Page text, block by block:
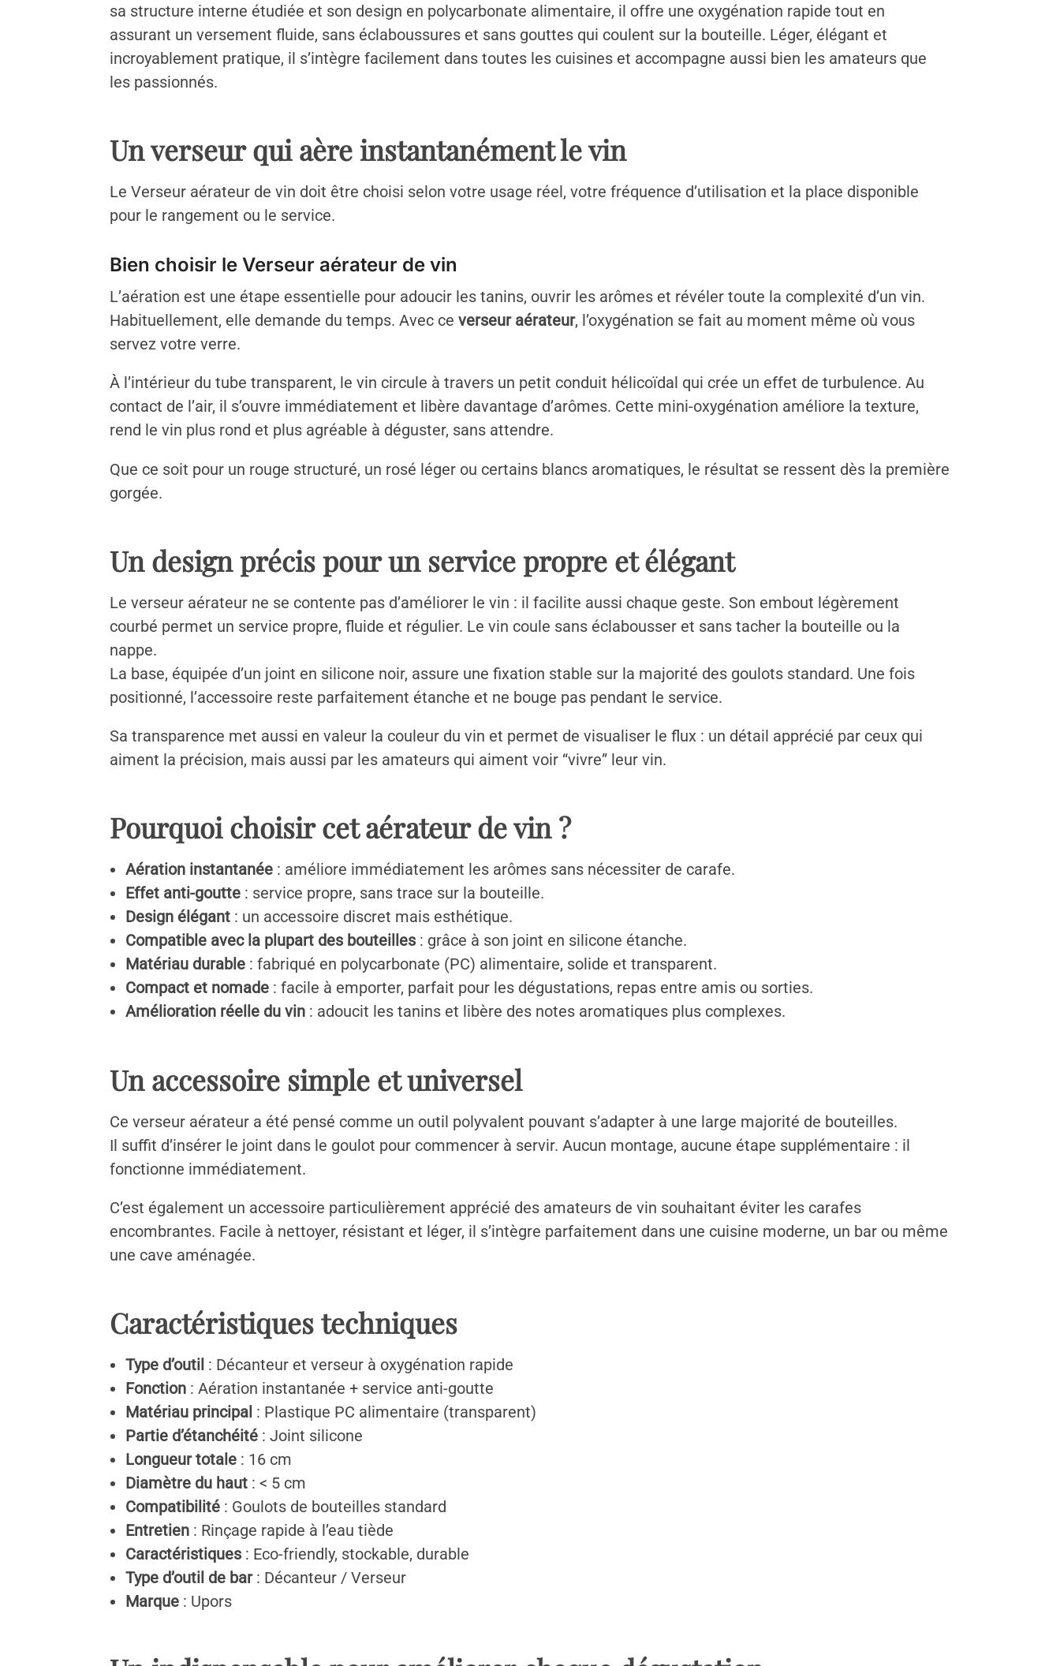
sa structure interne étudiée et son design en polycarbonate alimentaire, il offre une oxygénation rapide tout en
assurant un versement fluide, sans éclaboussures et sans gouttes qui coulent sur la bouteille. Léger, élégant et
incroyablement pratique, il s’intègre facilement dans toutes les cuisines et accompagne aussi bien les amateurs que
les passionnés.
Un verseur qui aère instantanément le vin
Le Verseur aérateur de vin doit être choisi selon votre usage réel, votre fréquence d’utilisation et la place disponible
pour le rangement ou le service.
Bien choisir le Verseur aérateur de vin
L’aération est une étape essentielle pour adoucir les tanins, ouvrir les arômes et révéler toute la complexité d’un vin.
Habituellement, elle demande du temps. Avec ceverseur aérateur, l’oxygénation se fait au moment même où vous
servez votre verre.
À l’intérieur du tube transparent, le vin circule à travers un petit conduit hélicoïdal qui crée un effet de turbulence. Au
contact de l’air, il s’ouvre immédiatement et libère davantage d’arômes. Cette mini-oxygénation améliore la texture,
rend le vin plus rond et plus agréable à déguster, sans attendre.
Que ce soit pour un rouge structuré, un rosé léger ou certains blancs aromatiques, le résultat se ressent dès la première
gorgée.
Un design précis pour un service propre et élégant
Le verseur aérateur ne se contente pas d’améliorer le vin : il facilite aussi chaque geste. Son embout légèrement
courbé permet un service propre, fluide et régulier. Le vin coule sans éclabousser et sans tacher la bouteille ou la
nappe.
La base, équipée d’un joint en silicone noir, assure une fixation stable sur la majorité des goulots standard. Une fois
positionné, l’accessoire reste parfaitement étanche et ne bouge pas pendant le service.
Sa transparence met aussi en valeur la couleur du vin et permet de visualiser le flux : un détail apprécié par ceux qui
aiment la précision, mais aussi par les amateurs qui aiment voir “vivre” leur vin.
Pourquoi choisir cet aérateur de vin ?
Aération instantanée : améliore immédiatement les arômes sans nécessiter de carafe.
Effet anti-goutte : service propre, sans trace sur la bouteille.
Design élégant : un accessoire discret mais esthétique.
Compatible avec la plupart des bouteilles: grâce à son joint en silicone étanche.
Matériau durable : fabriqué en polycarbonate (PC) alimentaire, solide et transparent.
Compact et nomade : facile à emporter, parfait pour les dégustations, repas entre amis ou sorties.
Amélioration réelle du vin : adoucit les tanins et libère des notes aromatiques plus complexes.
Un accessoire simple et universel
Ce verseur aérateur a été pensé comme un outil polyvalent pouvant s’adapter à une large majorité de bouteilles.
Il suffit d’insérer le joint dans le goulot pour commencer à servir. Aucun montage, aucune étape supplémentaire : il
fonctionne immédiatement.
C’est également un accessoire particulièrement apprécié des amateurs de vin souhaitant éviter les carafes
encombrantes. Facile à nettoyer, résistant et léger, il s’intègre parfaitement dans une cuisine moderne, un bar ou même
une cave aménagée.
Caractéristiques techniques
Type d’outil : Décanteur et verseur à oxygénation rapide
Fonction : Aération instantanée + service anti-goutte
Matériau principal : Plastique PC alimentaire (transparent)
Partie d’étanchéité : Joint silicone
Longueur totale : 16 cm
Diamètre du haut : < 5 cm
Compatibilité : Goulots de bouteilles standard
Entretien : Rinçage rapide à l’eau tiède
Caractéristiques: Eco-friendly, stockable, durable
Type d’outil de bar: Décanteur / Verseur
Marque : Upors